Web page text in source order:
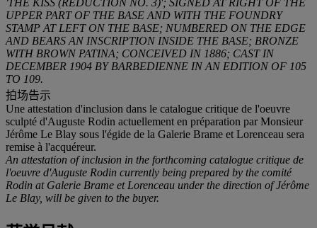
UPPER PART OF THE BASE AND WITH THE FOUNDRY
STAMP AT LEFT ON THE BASE; NUMBERED ON THE EDGE
AND BEARS AN INSCRIPTION INSIDE THE BASE; BRONZE
WITH BROWN PATINA; CONCEIVED IN 1886; CAST IN
DECEMBER 1904 BY BARBEDIENNE IN AN EDITION OF 105
TO 109.
拍场告示
Une attestation d'inclusion dans le catalogue critique de l'oeuvre
sculpté d'Auguste Rodin actuellement en préparation par Monsieur
Jérôme Le Blay sous l'égide de la Galerie Brame et Lorenceau sera
remise à l'acquéreur.
An attestation of inclusion in the forthcoming catalogue critique de
l'oeuvre d'Auguste Rodin currently being prepared by the comité
Rodin at Galerie Brame et Lorenceau under the direction of Jérôme
Le Blay, will be given to the buyer.